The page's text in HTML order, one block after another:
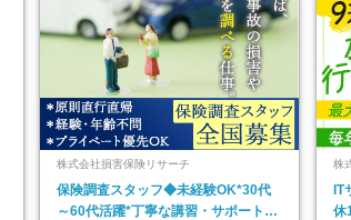
株式会社損害保険リサーチ
保険調査スタッフ◆未経験OK*30代
～60代活躍*丁寧な講習・サポートあ
株
IT
休